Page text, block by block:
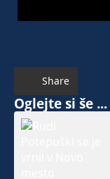
Share
Oglejte si še ...